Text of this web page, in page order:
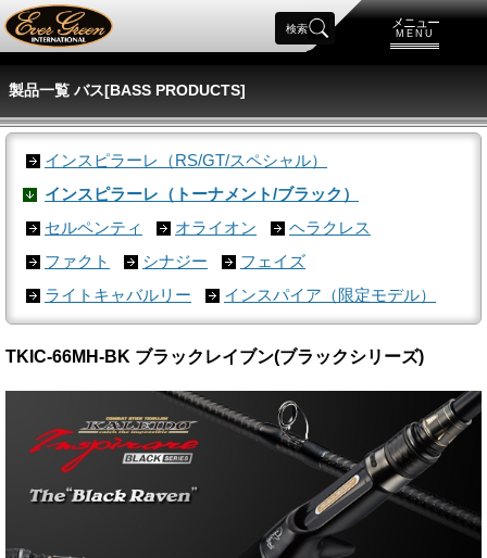
メニュー
MENU
検索
製品一覧 バス[BASS PRODUCTS]
インスピラーレ（RS/GT/スペシャル）
インスピラーレ（トーナメント/ブラック）
セルペンティ
オライオン
ヘラクレス
ファクト
シナジー
フェイズ
ライトキャバルリー
インスパイア（限定モデル）
TKIC-66MH-BK ブラックレイブン(ブラックシリーズ)